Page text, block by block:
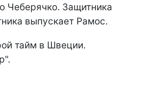
Чеберячко. Защитника
выпускает Рамос.
тайм в Швеции.